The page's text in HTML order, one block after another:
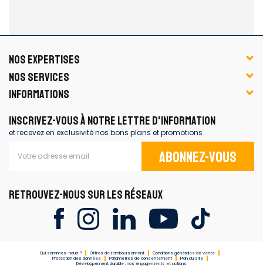
NOS EXPERTISES
NOS SERVICES
INFORMATIONS
INSCRIVEZ-VOUS À NOTRE LETTRE D'INFORMATION
et recevez en exclusivité nos bons plans et promotions
Abonnez-vous
RETROUVEZ-NOUS SUR LES RÉSEAUX
Qui sommes-nous ? Offres de remboursement
Conditions générales de vente
Protection des données
Paramètres de consentement
Plan du site
Développement durable : nos engagements et actions